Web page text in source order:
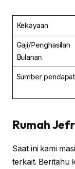
Kekayaan
Gaji/Penghasilan
Bulanan
Sumber
Rumah
Saat ini kami
terkait. Beritahu